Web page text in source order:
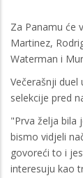
Za Panamu će
Martinez,
Waterman i
Večerašnji duel
selekcije pred
"Prva želja bila
bismo vidjeli
govoreći to i
interesuju kao